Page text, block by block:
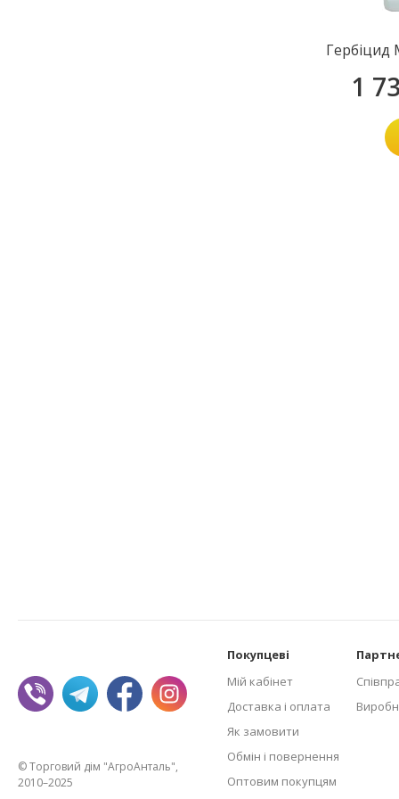
Гербіцид
1
© Торговий дім "АгроАнталь",
2010–2025
Покупцеві
Мій кабінет
Доставка і оплата
Як замовити
Обмін і повернення
Оптовим покупцям